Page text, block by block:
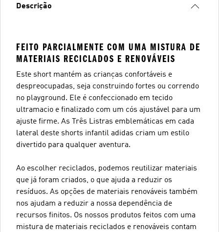
Descrição
FEITO PARCIALMENTE COM UMA MISTURA DE
MATERIAIS RECICLADOS E RENOVÁVEIS
Este short mantém as crianças confortáveis e
despreocupadas, seja construindo fortes ou correndo
no playground. Ele é confeccionado em tecido
ultramacio e finalizado com um cós ajustável para um
ajuste firme. As Três Listras emblemáticas em cada
lateral deste shorts infantil adidas criam um estilo
divertido para qualquer aventura.
Ao escolher reciclados, podemos reutilizar materiais
que já foram criados, o que ajuda a reduzir os
resíduos. As opções de materiais renováveis também
nos ajudam a reduzir a nossa dependência de
recursos finitos. Os nossos produtos feitos com uma
mistura de materiais reciclados e renováveis contam